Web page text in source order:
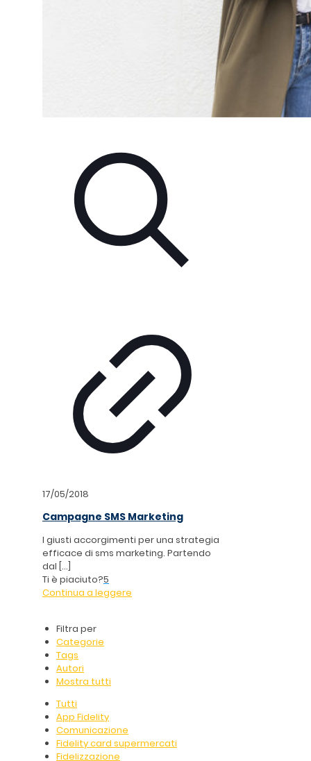
17/05/2018
Campagne SMS Marketing
I giusti accorgimenti per una strategia
efficace di sms marketing. Partendo
dal […]
Ti è piaciuto?5
Continua a leggere
Filtra per
Categorie
Tags
Autori
Mostra tutti
Tutti
App Fidelity
Comunicazione
Fidelity card supermercati
Fidelizzazione